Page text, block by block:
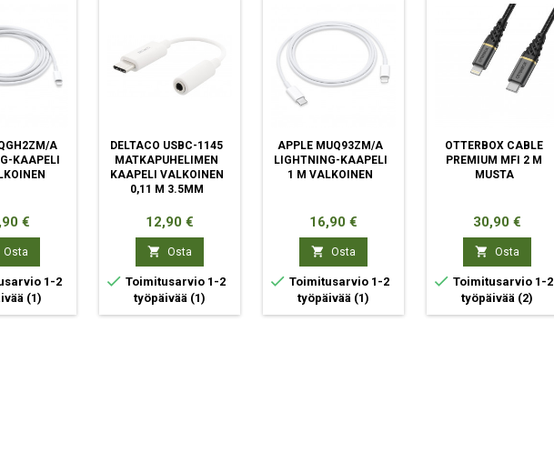
A
KAAPELI
€
Osta
1-2
(1)
DELTACO USBC-1145
MATKAPUHELIMEN
KAAPELI VALKOINEN
0,11 M 3.5MM
Hinta
12,90 €
 Osta
 Toimitusarvio 1-2
työpäivää (1)
APPLE MUQ93ZM/A
LIGHTNING-KAAPELI
1 M VALKOINEN
Hinta
16,90 €
 Osta
 Toimitusarvio 1-2
työpäivää (1)
OTTERBOX CABLE
PREMIUM MFI 2 M
MUSTA
Hinta
30,90 €
 Osta
 Toimitusarvio 1-2
työpäivää (2)